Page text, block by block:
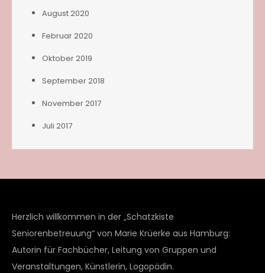
August 2020
Februar 2020
Oktober 2019
September 2018
November 2017
Juli 2017
Herzlich willkommen in der „Schatzkiste
Seniorenbetreuung“ von Marie Krüerke aus Hamburg:
Autorin für Fachbücher, Leitung von Gruppen und
Veranstaltungen, Künstlerin, Logopädin.